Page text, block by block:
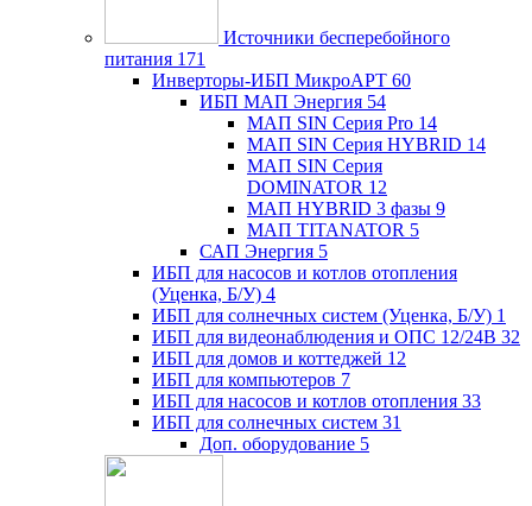
Источники бесперебойного
питания 171
Инверторы-ИБП МикроАРТ 60
ИБП МАП Энергия 54
МАП SIN Серия Pro 14
МАП SIN Серия HYBRID 14
МАП SIN Серия
DOMINATOR 12
МАП HYBRID 3 фазы 9
МАП TITANATOR 5
САП Энергия 5
ИБП для насосов и котлов отопления
(Уценка, Б/У) 4
ИБП для солнечных систем (Уценка, Б/У) 1
ИБП для видеонаблюдения и ОПС 12/24В 32
ИБП для домов и коттеджей 12
ИБП для компьютеров 7
ИБП для насосов и котлов отопления 33
ИБП для солнечных систем 31
Доп. оборудование 5